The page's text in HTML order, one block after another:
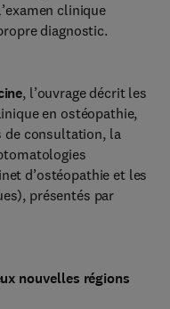
clinique
diagnostic.
, l’ouvrage décrit les
en ostéopathie,
de consultation, la
d’ostéopathie et les
présentés par
nouvelles régions